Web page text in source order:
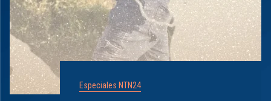
Especiales NTN24